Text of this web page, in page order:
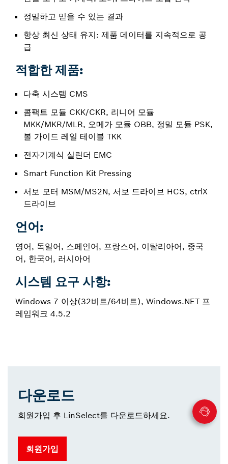
정밀하고 믿을 수 있는 결과
항상 최신 상태 유지: 제품 데이터를 지속적으로 공
급
적합한 제품:
다축 시스템 CMS
콤팩트 모듈 CKK/CKR, 리니어 모듈
MKK/MKR/MLR, 오메가 모듈 OBB, 정밀 모듈 PSK,
볼 가이드 레일 테이블 TKK
전자기계식 실린더 EMC
Smart Function Kit Pressing
서보 모터 MSM/MS2N, 서보 드라이브 HCS, ctrlX
드라이브
언어:
영어, 독일어, 스페인어, 프랑스어, 이탈리아어, 중국
어, 한국어, 러시아어
시스템 요구 사항:
Windows 7 이상(32비트/64비트), Windows.NET 프
레임워크 4.5.2
다운로드
회원가입 후 LinSelect를 다운로드하세요.
회원가입